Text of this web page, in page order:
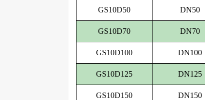
GS10D50 DN50
GS10D70 DN70
GS10D100 DN100
GS10D125 DN125
GS10D150 DN150